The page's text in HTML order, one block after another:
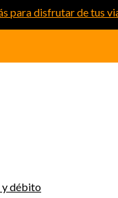
y débito